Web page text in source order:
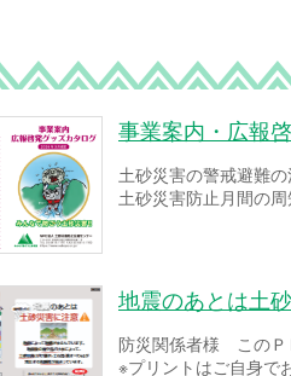
事業案内・広報
土砂災害の警戒避難
土砂災害防止月間の周
地震のあとは土
防災関係者様 このＰ
※プリントはご自身で